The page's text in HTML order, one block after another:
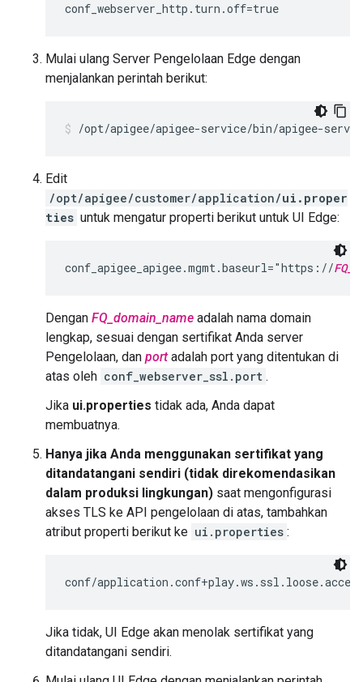
conf_webserver_http.turn.off=true
Mulai ulang Server Pengelolaan Edge dengan
menjalankan perintah berikut:
/opt/apigee/apigee-service/bin/apigee-
Edit
/opt/apigee/customer/application/ui.proper
ties untuk mengatur properti berikut untuk UI Edge:
conf_apigee_apigee.mgmt.baseurl="https://
Dengan FQ_domain_name adalah nama domain
lengkap, sesuai dengan sertifikat Anda server
Pengelolaan, dan portadalah port yang ditentukan di
atas oleh conf_webserver_ssl.port .
Jika ui.properties tidak ada, Anda dapat
membuatnya.
Hanya jika Anda menggunakan sertifikat yang
ditandatangani sendiri (tidak direkomendasikan
dalam produksi lingkungan) saat mengonfigurasi
akses TLS ke API pengelolaan di atas, tambahkan
atribut properti berikut ke ui.properties :
conf/
Jika tidak, UI Edge akan menolak sertifikat yang
ditandatangani sendiri.